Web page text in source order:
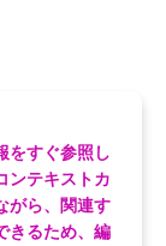
をすぐ参照し
ンテキストカ
がら、関連す
きるため、編